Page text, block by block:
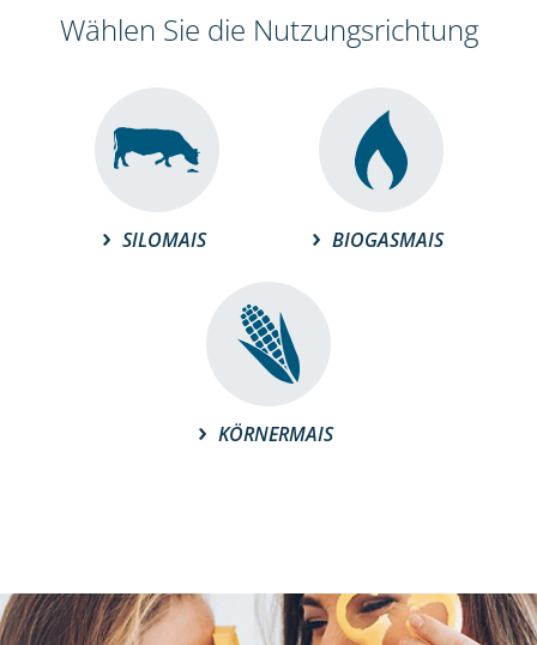
Wählen Sie die Nutzungsrichtung
SILOMAIS BIOGASMAIS
KÖRNERMAIS